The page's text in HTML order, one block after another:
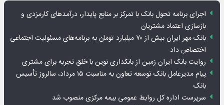
اجرای برنامه تحول بانک با تمرکز بر منابع پایدار، درآمدهای کارمزدی و
بازسازی اعتماد مشتریان
بانک مهر ایران بیش از ۷۰ میلیارد تومان به برنامه‌های مسئولیت اجتماعی
اختصاص داد
روایت بانک ایران زمین از بانکداری نوین با خلق تجربه برای مشتری
پیام مدیرعامل بانک توسعه تعاون به مناسبت ۱۵ مرداد، سالروز تأسیس
بانک
سرپرست اداره کل روابط عمومی بیمه مرکزی منصوب شد